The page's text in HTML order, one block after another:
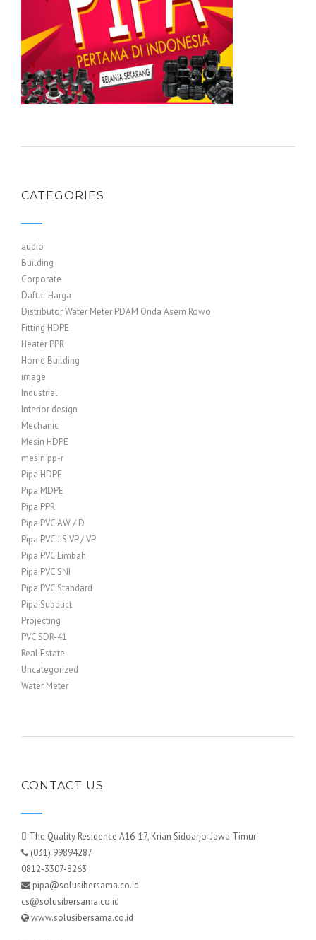
CATEGORIES
audio
Building
Corporate
Daftar Harga
Distributor Water Meter PDAM Onda Asem Rowo
Fitting HDPE
Heater PPR
Home Building
image
Industrial
Interior design
Mechanic
Mesin HDPE
mesin pp-r
Pipa HDPE
Pipa MDPE
Pipa PPR
Pipa PVC AW / D
Pipa PVC JIS VP / VP
Pipa PVC Limbah
Pipa PVC SNI
Pipa PVC Standard
Pipa Subduct
Projecting
PVC SDR-41
Real Estate
Uncategorized
Water Meter
CONTACT US
The Quality Residence A16-17, Krian Sidoarjo-Jawa Timur
(031) 99894287
0812-3307-8263
pipa@solusibersama.co.id
cs@solusibersama.co.id
www.solusibersama.co.id